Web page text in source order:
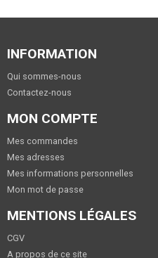
INFORMATION
Qui sommes-nous
Contactez-nous
MON COMPTE
Mes commandes
Mes adresses
Mes informations personnelles
Mon mot de passe
MENTIONS LÉGALES
CGV
A propos de ce site